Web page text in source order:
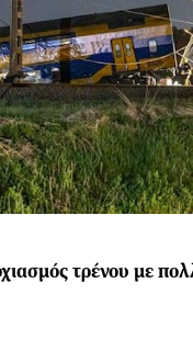
τρένου με